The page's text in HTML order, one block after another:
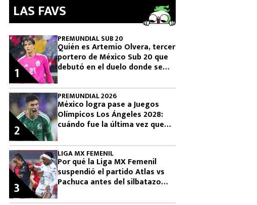
LAS FAVS
PREMUNDIAL SUB 20
Quién es Artemio Olvera, tercer
portero de México Sub 20 que
debutó en el duelo donde se
1
PREMUNDIAL 2026
México logra pase a Juegos
Olímpicos Los Ángeles 2028:
cuándo fue la última vez que
2
LIGA MX FEMENIL
Por qué la Liga MX Femenil
suspendió el partido Atlas vs
Pachuca antes del silbatazo
3